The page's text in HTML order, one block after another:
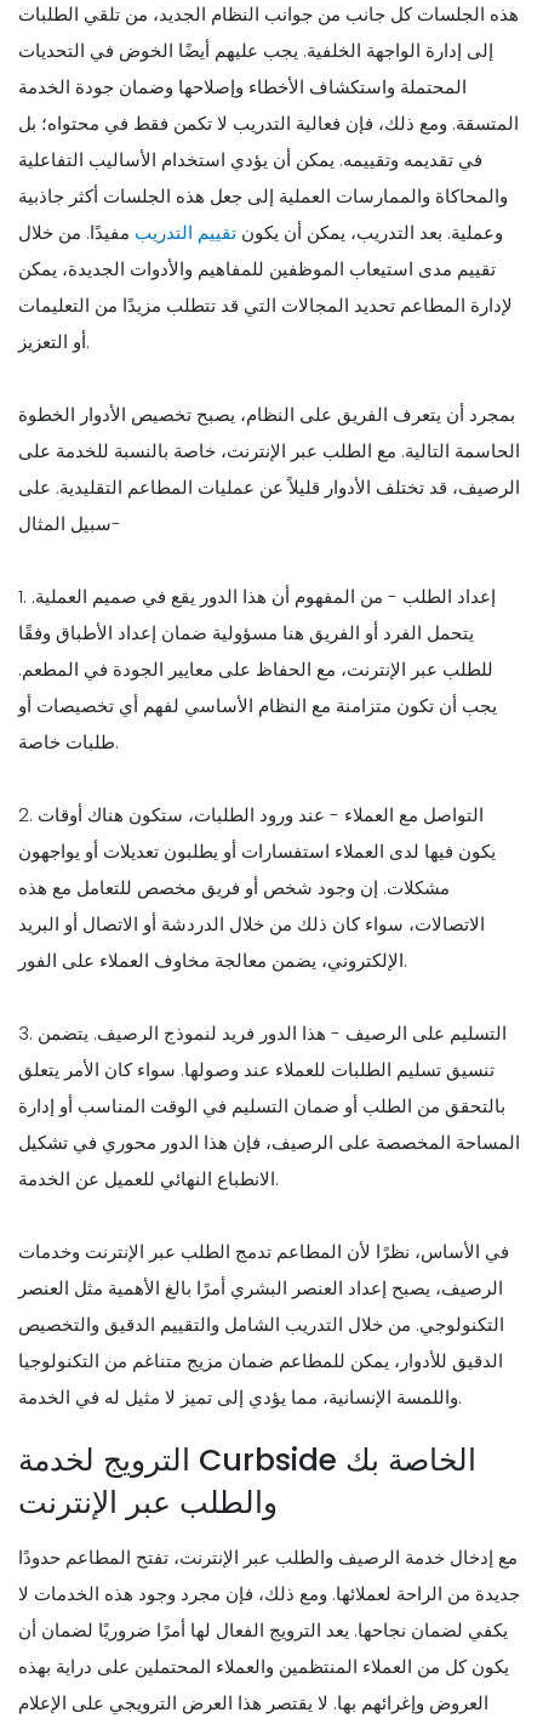
هذه الجلسات كل جانب من جوانب النظام الجديد، من تلقي الطلبات
إلى إدارة الواجهة الخلفية. يجب عليهم أيضًا الخوض في التحديات
المحتملة واستكشاف الأخطاء وإصلاحها وضمان جودة الخدمة
المتسقة. ومع ذلك، فإن فعالية التدريب لا تكمن فقط في محتواه؛ بل
في تقديمه وتقييمه. يمكن أن يؤدي استخدام الأساليب التفاعلية
والمحاكاة والممارسات العملية إلى جعل هذه الجلسات أكثر جاذبية
وعملية. بعد التدريب، يمكن أن يكون تقييم التدريب مفيدًا. من خلال
تقييم مدى استيعاب الموظفين للمفاهيم والأدوات الجديدة، يمكن
لإدارة المطاعم تحديد المجالات التي قد تتطلب مزيدًا من التعليمات
أو التعزيز.
بمجرد أن يتعرف الفريق على النظام، يصبح تخصيص الأدوار الخطوة
الحاسمة التالية. مع الطلب عبر الإنترنت، خاصة بالنسبة للخدمة على
الرصيف، قد تختلف الأدوار قليلاً عن عمليات المطاعم التقليدية. على
سبيل المثال-
1. إعداد الطلب - من المفهوم أن هذا الدور يقع في صميم العملية.
يتحمل الفرد أو الفريق هنا مسؤولية ضمان إعداد الأطباق وفقًا
للطلب عبر الإنترنت، مع الحفاظ على معايير الجودة في المطعم.
يجب أن تكون متزامنة مع النظام الأساسي لفهم أي تخصيصات أو
طلبات خاصة.
2. التواصل مع العملاء - عند ورود الطلبات، ستكون هناك أوقات
يكون فيها لدى العملاء استفسارات أو يطلبون تعديلات أو يواجهون
مشكلات. إن وجود شخص أو فريق مخصص للتعامل مع هذه
الاتصالات، سواء كان ذلك من خلال الدردشة أو الاتصال أو البريد
الإلكتروني، يضمن معالجة مخاوف العملاء على الفور.
3. التسليم على الرصيف - هذا الدور فريد لنموذج الرصيف. يتضمن
تنسيق تسليم الطلبات للعملاء عند وصولها. سواء كان الأمر يتعلق
بالتحقق من الطلب أو ضمان التسليم في الوقت المناسب أو إدارة
المساحة المخصصة على الرصيف، فإن هذا الدور محوري في تشكيل
الانطباع النهائي للعميل عن الخدمة.
في الأساس، نظرًا لأن المطاعم تدمج الطلب عبر الإنترنت وخدمات
الرصيف، يصبح إعداد العنصر البشري أمرًا بالغ الأهمية مثل العنصر
التكنولوجي. من خلال التدريب الشامل والتقييم الدقيق والتخصيص
الدقيق للأدوار، يمكن للمطاعم ضمان مزيج متناغم من التكنولوجيا
واللمسة الإنسانية، مما يؤدي إلى تميز لا مثيل له في الخدمة.
الترويج لخدمة Curbside الخاصة بك
والطلب عبر الإنترنت
مع إدخال خدمة الرصيف والطلب عبر الإنترنت، تفتح المطاعم حدودًا
جديدة من الراحة لعملائها. ومع ذلك، فإن مجرد وجود هذه الخدمات لا
يكفي لضمان نجاحها. يعد الترويج الفعال لها أمرًا ضروريًا لضمان أن
يكون كل من العملاء المنتظمين والعملاء المحتملين على دراية بهذه
العروض وإغرائهم بها. لا يقتصر هذا العرض الترويجي على الإعلام